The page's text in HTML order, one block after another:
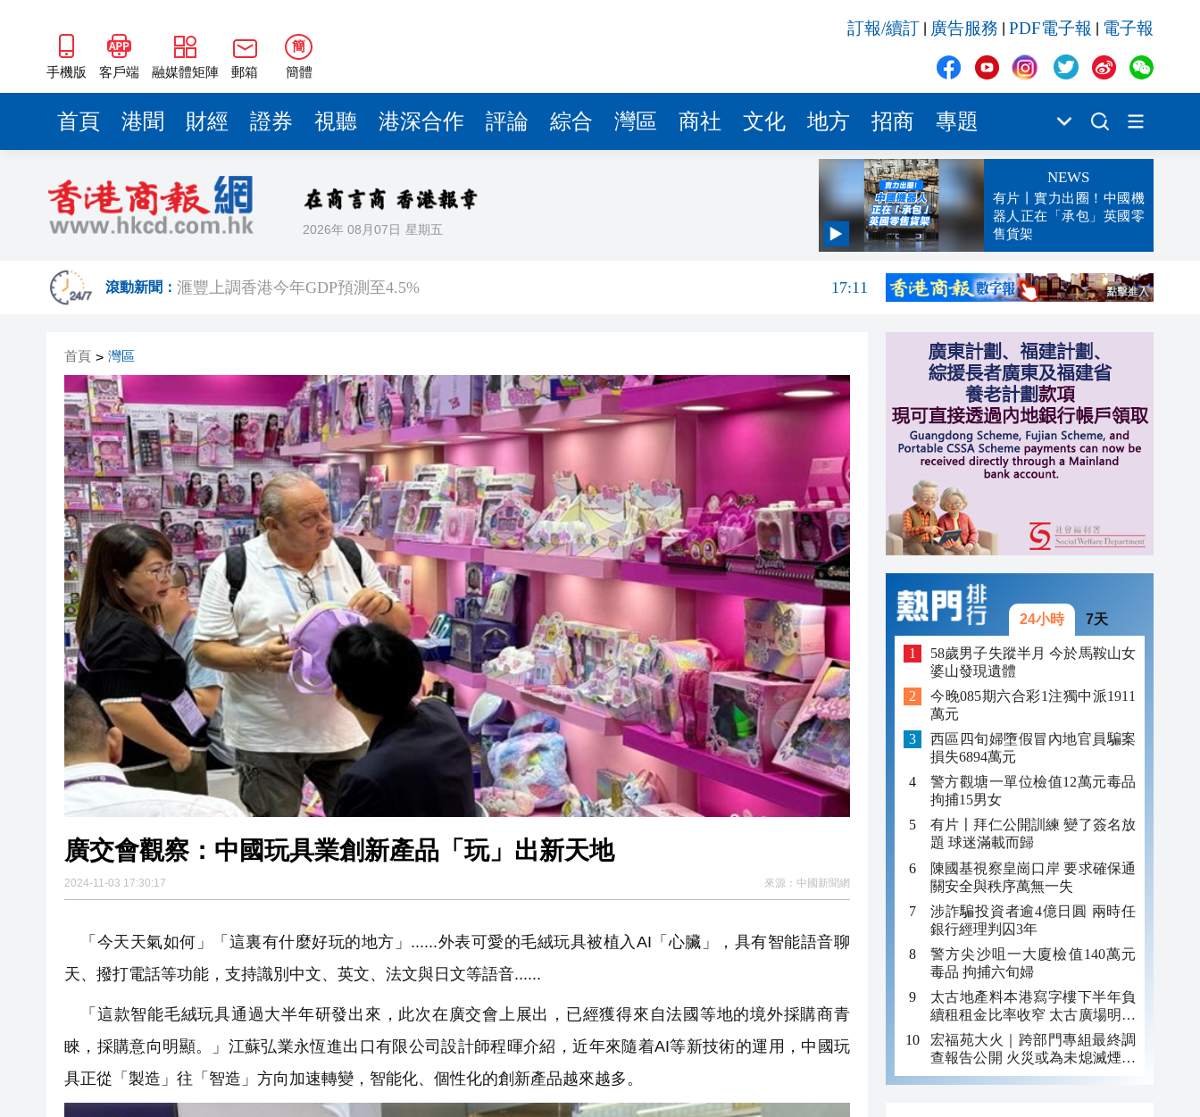
手機版 客戶端 融媒體矩陣 郵箱
簡
簡體
訂報/續訂 廣告服務 PDF電子報 電子報
首頁 港聞 財經 證券 視聽 港深合作 評論 綜合 灣區 商社 文化 地方 招商 專題
2026年 08月07日 星期五
NEWS
有片丨實力出圈！中國機
器人正在「承包」英國零
售貨架
滾動新聞：
17:13
滙豐上調香港今年GDP預測至4.5%
17:11
報考熱度持續高漲 今年深圳大學錄取457名港澳台僑生
17:04
有片〡警方葵涌廣場巡查掃童黨 網民：掃埋班賣書仔
民青局舉辦關愛隊培訓班 麥美娟：關愛隊已成地區治理團隊一份子
16:38
【港樓】CCL連跌兩周共0.45% 中原料高位反覆
16:34
首頁 > 灣區
廣交會觀察：中國玩具業創新產品「玩」出新天地
2024-11-03 17:30:17 來源： 中國新聞網
「今天天氣如何」「這裏有什麼好玩的地方」......外表可愛的毛絨玩具被植入AI「心臟」，具有智能語音聊
天、撥打電話等功能，支持識別中文、英文、法文與日文等語音......
「這款智能毛絨玩具通過大半年研發出來，此次在廣交會上展出，已經獲得來自法國等地的境外採購商青
睞，採購意向明顯。」江蘇弘業永恆進出口有限公司設計師程暉介紹，近年來隨着AI等新技術的運用，中國玩
具正從「製造」往「智造」方向加速轉變，智能化、個性化的創新產品越來越多。
24小時 7天
58歲男子失蹤半月 今於馬鞍山女
婆山發現遺體
今晚085期六合彩1注獨中派1911
萬元
西區四旬婦墮假冒內地官員騙案
損失6894萬元
警方觀塘一單位檢值12萬元毒品
拘捕15男女
有片〡拜仁公開訓練 變了簽名放
題 球迷滿載而歸
陳國基視察皇崗口岸 要求確保通
關安全與秩序萬無一失
涉詐騙投資者逾4億日圓 兩時任
銀行經理判囚3年
警方尖沙咀一大廈檢值140萬元
毒品 拘捕六旬婦
太古地產料本港寫字樓下半年負
續租租金比率收窄 太古廣場明年
轉正
宏福苑大火｜跨部門專組最終調
查報告公開 火災或為未熄滅煙頭
引發